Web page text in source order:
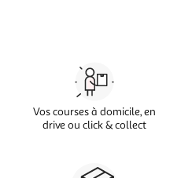
Vos courses à domicile, en
drive ou click & collect